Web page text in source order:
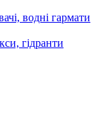
водні гармати
гідранти